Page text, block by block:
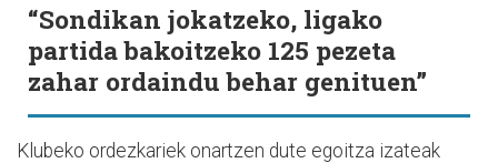
“Sondikan jokatzeko, ligako
partida bakoitzeko 125 pezeta
zahar ordaindu behar genituen”
Klubeko ordezkariek onartzen dute egoitza izateak